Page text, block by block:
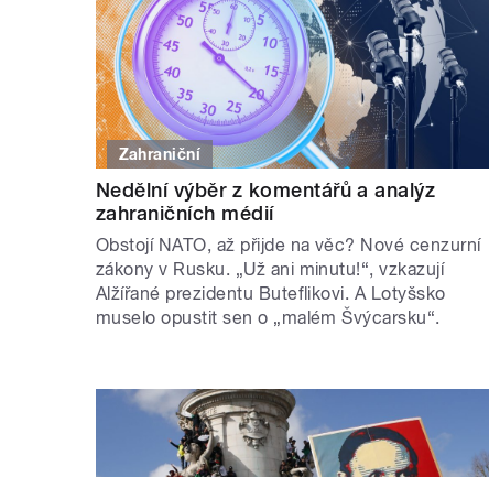
Zahraniční
Nedělní výběr z komentářů a analýz
zahraničních médií
Obstojí NATO, až přijde na věc? Nové cenzurní
zákony v Rusku. „Už ani minutu!“, vzkazují
Alžířané prezidentu Buteflikovi. A Lotyšsko
muselo opustit sen o „malém Švýcarsku“.